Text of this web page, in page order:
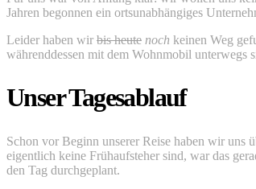
Jahren begonnen ein ortsunabhängiges
Leider haben wir bis heute noch keinen Weg
währenddessen mit dem Wohnmobil unterwegs
Unser Tagesablauf
Schon vor Beginn unserer Reise haben wir uns
eigentlich keine Frühaufsteher sind, war das
den Tag durchgeplant.